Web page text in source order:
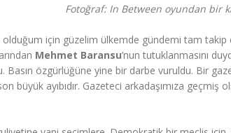
Fotoğraf: In Between oyundan bir
olduğum için güzelim ülkemde gündemi tam
Mehmet Baransu’nun tutuklanmasını
Basın özgürlüğüne yine bir darbe vuruldu. Bir
büyük ayıbıdır. Gazeteci arkadaşımıza